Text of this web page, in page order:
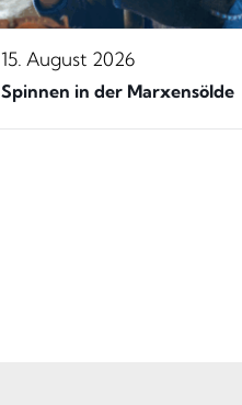
15. August 2026
Spinnen in der Marxensölde